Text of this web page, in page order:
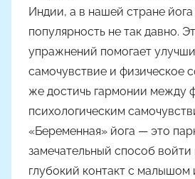
Индии, а в нашей стране
популярность не так давно.
упражнений помогает
самочувствие и физическое
же достичь гармонии между
психологическим
«Беременная» йога — это
замечательный способ войти
глубокий контакт с